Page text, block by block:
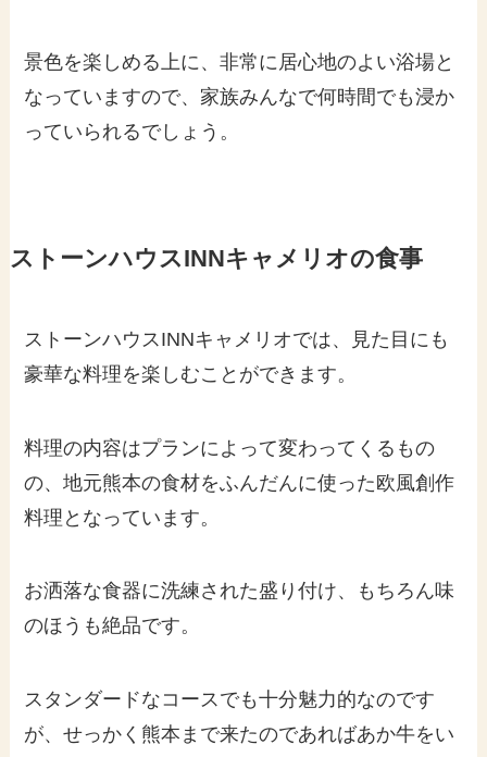
景色を楽しめる上に、非常に居心地のよい浴場と
なっていますので、家族みんなで何時間でも浸か
っていられるでしょう。
ストーンハウスINNキャメリオの食事
ストーンハウスINNキャメリオでは、見た目にも
豪華な料理を楽しむことができます。
料理の内容はプランによって変わってくるもの
の、地元熊本の食材をふんだんに使った欧風創作
料理となっています。
お洒落な食器に洗練された盛り付け、もちろん味
のほうも絶品です。
スタンダードなコースでも十分魅力的なのです
が、せっかく熊本まで来たのであればあか牛をい